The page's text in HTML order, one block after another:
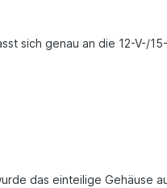
sich genau an die 12-V-/
das einteilige